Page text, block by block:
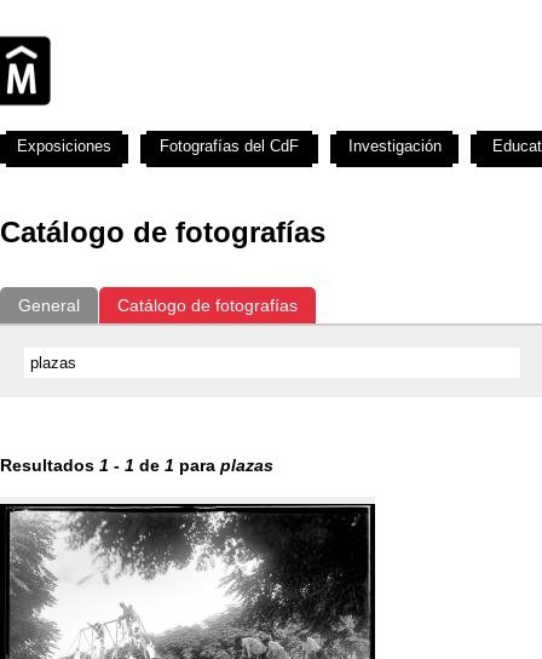
Catálogo de fotografías
General Catálogo de fotografías
Resultados 1 - 1 de 1 para plazas
Exposiciones Fotografías del CdF Investigación